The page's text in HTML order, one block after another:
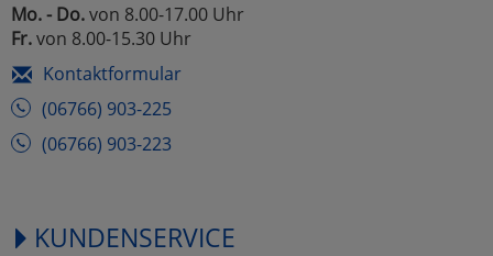
Mo. - Do.von 8.00-17.00 Uhr
Fr.von 8.00-15.30 Uhr
Kontaktformular
(06766) 903-225
(06766) 903-223
KUNDENSERVICE